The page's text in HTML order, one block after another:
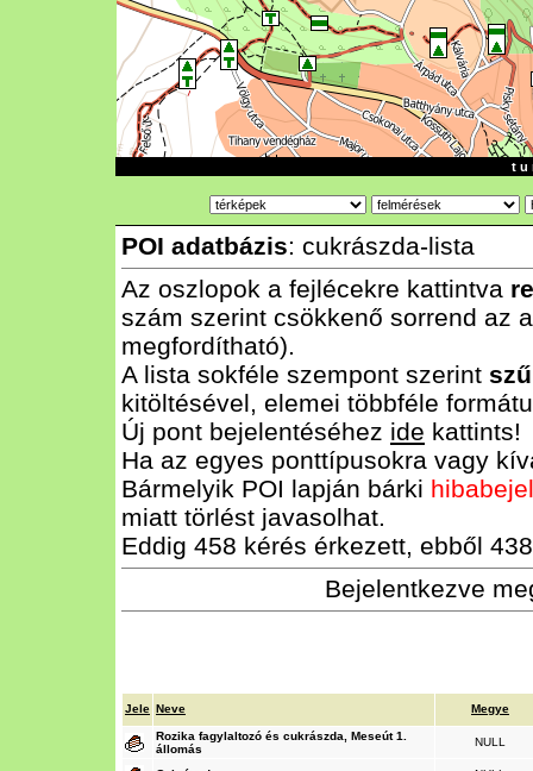
t u
POI adatbázis: cukrászda-lista
Az oszlopok a fejlécekre kattintva
szám szerint csökkenő sorrend az
megfordítható).
A lista sokféle szempont szerint
kitöltésével, elemei többféle
Új pont bejelentéséhez ide kattints!
Ha az egyes ponttípusokra vagy
Bármelyik POI lapján bárki
miatt törlést javasolhat.
Eddig 458 kérés érkezett, ebből
Bejelentkezve
Jele Neve Megye
Rozika fagylaltozó és cukrászda, Meseút 1.
állomás
NULL